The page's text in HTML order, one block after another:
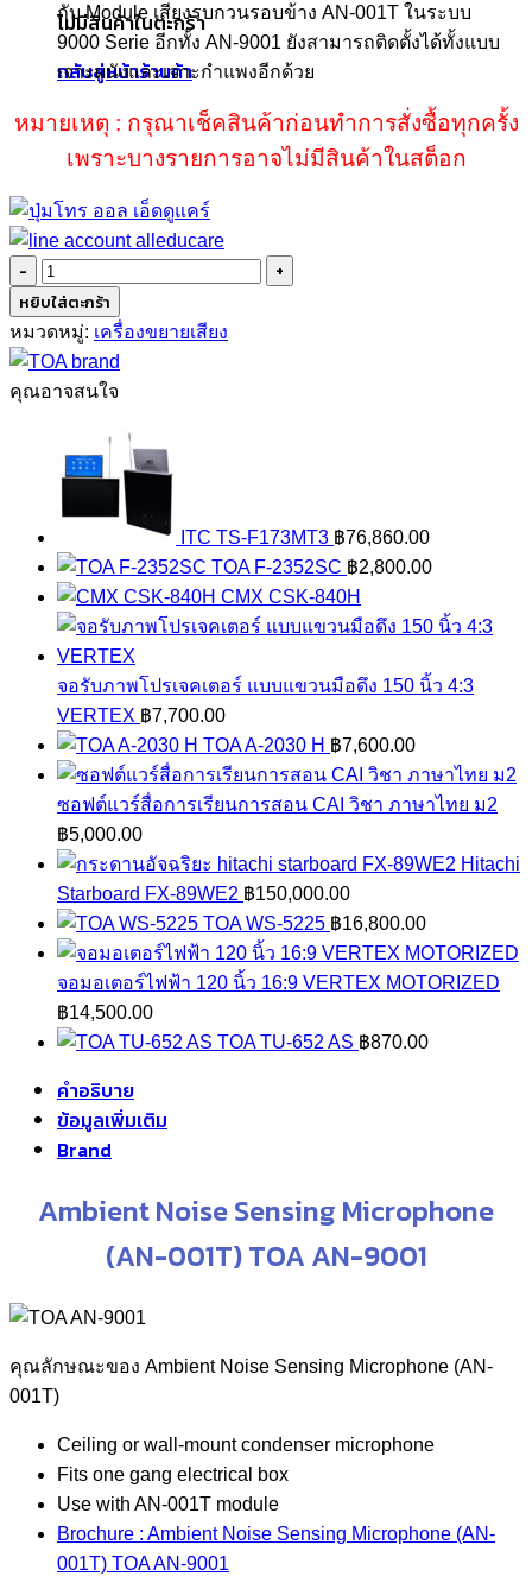
ไม่มีสินค้าในตะกร้า
กลับสู่หน้าร้านค้า
กับModule เสียงรบกวนรอบข้าง AN-001T ในระบบ
9000 Serie อีกทั้ง AN-9001 ยังสามารถติดตั้งได้ทั้งแบบ
เจาะผนังและเจาะกำแพงอีกด้วย
หมายเหตุ : กรุณาเช็คสินค้าก่อนทำการสั่งซื้อทุกครั้ง
เพราะบางรายการอาจไม่มีสินค้าในสต็อก
จำนวน
TOA
AN-
9001
ชิ้น
หยิบใส่ตะกร้า
หมวดหมู่: เครื่องขยายเสียง
คุณอาจสนใจ
ITC TS-F173MT3 ฿76,860.00
TOA F-2352SC ฿2,800.00
CMX CSK-840H
จอรับภาพโปรเจคเตอร์ แบบแขวนมือดึง 150 นิ้ว 4:3
VERTEX ฿7,700.00
TOA A-2030 H ฿7,600.00
ซอฟต์แวร์สื่อการเรียนการสอน CAI วิชา ภาษาไทย ม2
฿5,000.00
Hitachi
Starboard FX-89WE2 ฿150,000.00
TOA WS-5225 ฿16,800.00
จอมอเตอร์ไฟฟ้า 120 นิ้ว 16:9 VERTEX MOTORIZED
฿14,500.00
TOA TU-652 AS ฿870.00
คำอธิบาย
ข้อมูลเพิ่มเติม
Brand
Ambient Noise Sensing Microphone
(AN-001T) TOA AN-9001
คุณลักษณะของ Ambient Noise Sensing Microphone (AN-
001T)
Ceiling or wall-mount condenser microphone
Fits one gang electrical box
Use with AN-001T module
Brochure : Ambient Noise Sensing Microphone (AN-
001T) TOA AN-9001